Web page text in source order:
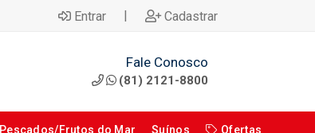
Entrar | Cadastrar
Fale Conosco
(81) 2121-8800
Pescados/Frutos do Mar Suínos Ofertas